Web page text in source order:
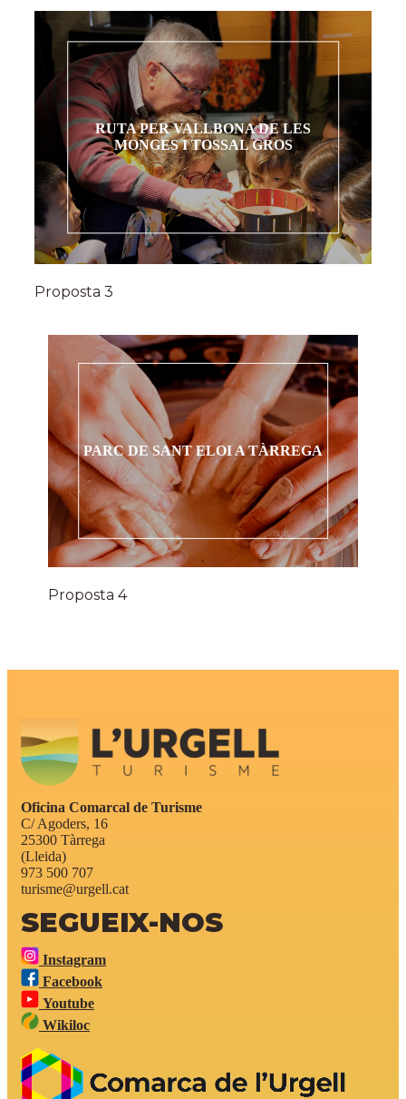
RUTA PER VALLBONA DE LES
MONGES I TOSSAL GROS
Proposta 3
PARC DE SANT ELOI A TÀRREGA
Proposta 4
Oficina Comarcal de Turisme
C/ Agoders, 16
25300 Tàrrega
(Lleida)
973 500 707
turisme@urgell.cat
SEGUEIX-NOS
Instagram
Facebook
Youtube
Wikiloc